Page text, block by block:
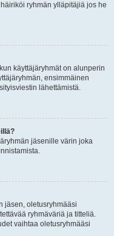
ryhmän ylläpitäjiä jos he
käyttäjäryhmät on alunperin
ensimmäinen
lähettämistä.
jäsenille värin joka
jäsen, oletusryhmääsi
ryhmäväriä ja titteliä.
vaihtaa oletusryhmääsi